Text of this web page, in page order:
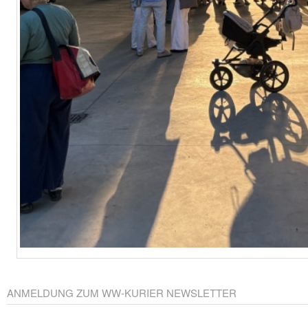
ANMELDUNG ZUM WW-KURIER NEWSLETTER